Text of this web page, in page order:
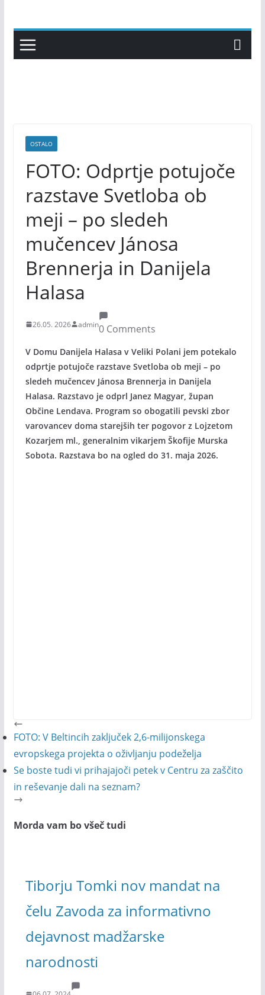
content
OSTALO
FOTO: Odprtje potujoče
razstave Svetloba ob
meji – po sledeh
mučencev Jánosa
Brennerja in Danijela
Halasa
26.05. 2026 admin0 Comments
V Domu Danijela Halasa v Veliki Polani jem potekalo
odprtje potujoče razstave Svetloba ob meji – po
sledeh mučencev Jánosa Brennerja in Danijela
Halasa. Razstavo je odprl Janez Magyar, župan
Občine Lendava. Program so obogatili pevski zbor
varovancev doma starejših ter pogovor z Lojzetom
Kozarjem ml., generalnim vikarjem Škofije Murska
Sobota. Razstava bo na ogled do 31. maja 2026.
FOTO: V Beltincih zaključek 2,6-milijonskega
evropskega projekta o oživljanju podeželja
Se boste tudi vi prihajajoči petek v Centru za zaščito
in reševanje dali na seznam?
Morda vam bo všeč tudi
Tiborju Tomki nov mandat na
čelu Zavoda za informativno
dejavnost madžarske
narodnosti